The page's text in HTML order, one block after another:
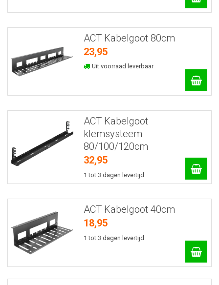
ACT Kabelgoot 80cm
23,95
Uit voorraad leverbaar
ACT Kabelgoot
klemsysteem
80/100/120cm
32,95
1 tot 3 dagen levertijd
ACT Kabelgoot 40cm
18,95
1 tot 3 dagen levertijd